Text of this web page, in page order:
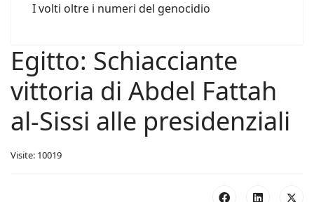
I volti oltre i numeri del genocidio
Egitto: Schiacciante
vittoria di Abdel Fattah
al-Sissi alle presidenziali
Visite: 10019